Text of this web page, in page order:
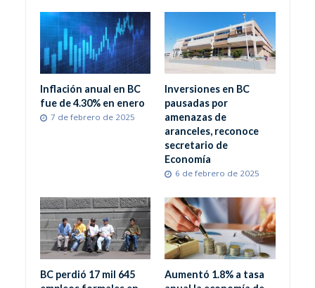
Inflación anual en BC
fue de 4.30% en enero
7 de febrero de 2025
Inversiones en BC
pausadas por
amenazas de
aranceles, reconoce
secretario de
Economía
6 de febrero de 2025
BC perdió 17 mil 645
Aumentó 1.8% a tasa